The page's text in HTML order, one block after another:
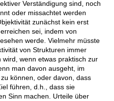
Verständigung sind, noch
oder missachtet werden
zunächst kein erst
sei, indem von
werde. Vielmehr müsste
von Strukturen immer
wenn etwas praktisch zur
man davon ausgeht, im
können, oder davon, dass
führen, d.h., dass sie
Sinn machen. Urteile über